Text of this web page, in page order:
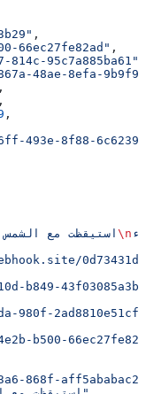
,
66ec27fe82ad" ,
814c-95c7a885ba61"
48ae-8efa-
,
,
,
493e-8f88-
استيقظت مع \n
0d73431d-
b849-
980f-2ad8810e51cf"
b500-
868f-